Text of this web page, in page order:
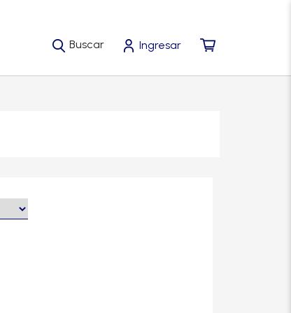
Buscar Ingresar